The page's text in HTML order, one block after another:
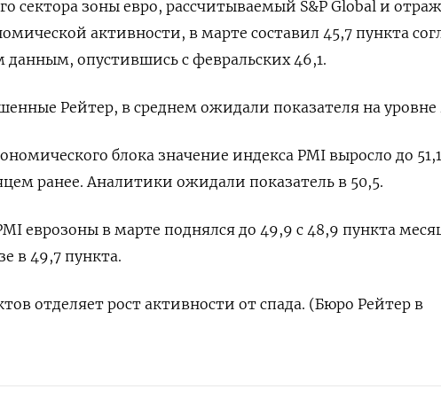
сектора зоны евро, рассчитываемый S&P Global и
активности, в марте составил 45,7 пункта
опустившись с февральских 46,1.
Рейтер, в среднем ожидали показателя на уровне
блока значение индекса PMI выросло до 51,1
ранее. Аналитики ожидали показатель в 50,5.
еврозоны в марте поднялся до 49,9 с 48,9 пункта
в 49,7 пункта.
отделяет рост активности от спада. (Бюро Рейтер в